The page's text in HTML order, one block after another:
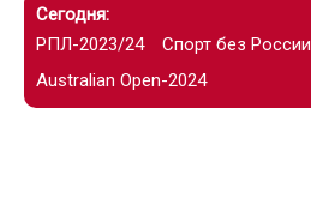
Сегодня:
РПЛ-2023/24
Спорт без России
Australian Open-2024